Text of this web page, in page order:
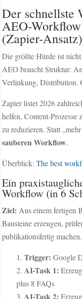
Der schnellste
AEO-
(Zapier-Ansatz)
Die größte Hürde ist
AEO braucht Struktur:
Verlinkung, Distribution.
Zapier listet 2026
helfen, Content-Prozesse
zu reduzieren. Statt
sauberen Workflow.
Überblick:The best
Ein
Workflow (in 6
Ziel: Aus einem fertigen
Bausteine erzeugen,
publikationsfertig machen.
Trigger: Google
AI-Task 1:
plus 8 FAQs
AI-Task 2: